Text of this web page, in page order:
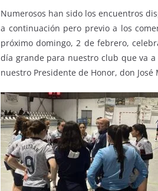
Numerosos han sido los encuentros
a continuación pero previo a los
próximo domingo, 2 de febrero,
día grande para nuestro club que va
nuestro Presidente de Honor, don José